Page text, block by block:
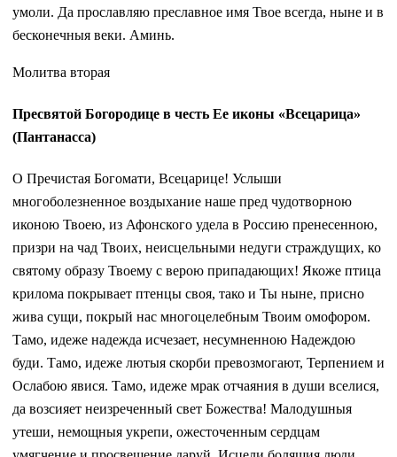
умоли. Да прославляю преславное имя Твое всегда, ныне и в
бесконечныя веки. Аминь.
Молитва вторая
Пресвятой Богородице в честь Ее иконы «Всецарица»
(Пантанасса)
О Пречистая Богомати, Всецарице! Услыши
многоболезненное воздыхание наше пред чудотворною
иконою Твоею, из Афонского удела в Россию пренесенною,
призри на чад Твоих, неисцельными недуги страждущих, ко
святому образу Твоему с верою припадающих! Якоже птица
крилома покрывает птенцы своя, тако и Ты ныне, присно
жива сущи, покрый нас многоцелебным Твоим омофором.
Тамо, идеже надежда исчезает, несумненною Надеждою
буди. Тамо, идеже лютыя скорби превозмогают, Терпением и
Ослабою явися. Тамо, идеже мрак отчаяния в души вселися,
да возсияет неизреченный свет Божества! Малодушныя
утеши, немощныя укрепи, ожесточенным сердцам